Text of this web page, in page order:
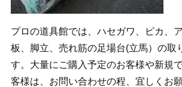
プロの道具館では、ハセガワ、ピカ、
板、脚立、売れ筋の足場台(立馬）の取
す。大量にご購入予定のお客様や新規
客様は、お問い合わせの程、宜しくお